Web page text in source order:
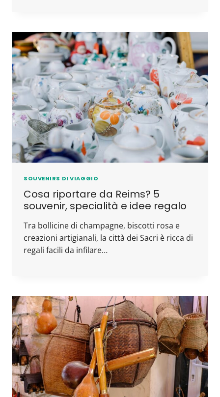
SOUVENIRS DI VIAGGIO
Cosa riportare da Reims? 5
souvenir, specialità e idee regalo
Tra bollicine di champagne, biscotti rosa e
creazioni artigianali, la città dei Sacri è ricca di
regali facili da infilare…